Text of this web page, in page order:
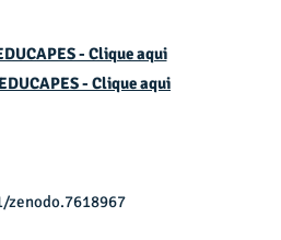
- Clique aqui
EDUCAPES - Clique aqui